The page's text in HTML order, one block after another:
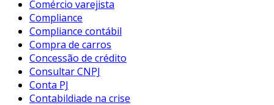
Comércio varejista
Compliance
Compliance contábil
Compra de carros
Concessão de crédito
Consultar CNPJ
Conta PJ
Contabildiade na crise